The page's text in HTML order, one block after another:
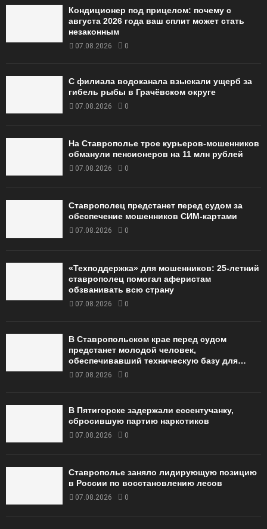
Кондиционер под прицелом: почему с
августа 2026 года ваш сплит может стать
незаконным
07.08.2026 0
С филиала водоканала взыскали ущерб за
гибель рыбы в Грачёвском округе
07.08.2026 0
На Ставрополье трое курьеров-мошенников
обманули пенсионеров на 11 млн рублей
07.08.2026 0
Ставрополец предстанет перед судом за
обеспечение мошенников СИМ-картами
07.08.2026 0
«Техподдержка» для мошенников: 25-летний
ставрополец помогал аферистам
обзванивать всю страну
07.08.2026 0
В Ставропольском крае перед судом
предстанет молодой человек,
обеспечивавший техническую базу для…
07.08.2026 0
В Пятигорске задержали ессентучанку,
сбросившую партию наркотиков
07.08.2026 0
Ставрополье заняло лидирующую позицию
в России по восстановлению лесов
07.08.2026 0